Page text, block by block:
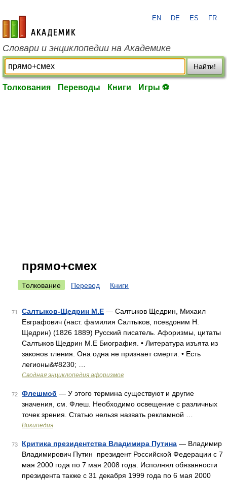
academic.ru
EN DE ES FR
Словари и энциклопедии на Академике
Найти!
Толкования Переводы Книги Игры ⚽
прямо+смех
Толкование Перевод Книги
71 Салтыков-Щедрин М.Е — Салтыков Щедрин, Михаил
Евграфович (наст. фамилия Салтыков, псевдоним Н.
Щедрин) (1826 1889) Русский писатель. Афоризмы, цитаты
Салтыков Щедрин М.Е Биография. • Литература изъята из
законов тления. Она одна не признает смерти. • Есть
легионы&#8230; …
Сводная энциклопедия афоризмов
72 Флешмоб — У этого термина существуют и другие
значения, см. Флеш. Необходимо освещение с различных
точек зрения. Статью нельзя назвать рекламной …
Википедия
73 Критика президентства Владимира Путина — Владимир
Владимирович Путин президент Российской Федерации с 7
мая 2000 года по 7 мая 2008 года. Исполнял обязанности
президента также с 31 декабря 1999 года по 6 мая 2000